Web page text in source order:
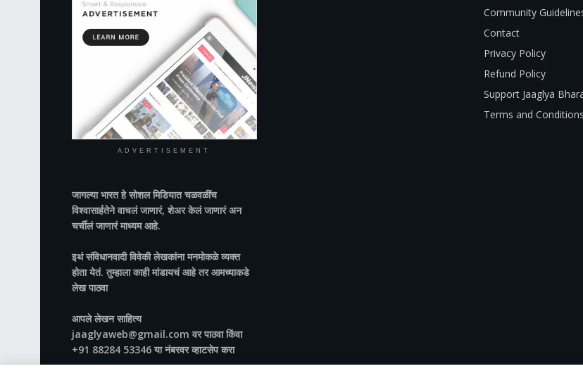
ADVERTISEMENT
जागल्या भारतहे सोशल मिडियात चळवळींच
विश्वासार्हतेने वाचलं जाणारं, शेअर केलं जाणारं अन
चर्चीलं जाणारं माध्यम आहे.
इथं संविधानवादी विवेकी लेखकांना मनमोकळे व्यक्त
होता येतं. तुम्हाला काही मांडायचं आहे तर आमच्याकडे
लेख पाठवा
आपले लेखन साहित्य
jaaglyaweb@gmail.com वर पाठवा किंवा
+91 88284 53346 या नंबरवर व्हाटसेप करा
Community
Contact
Privacy Policy
Refund Policy
Support Jaaglya
Terms and Conditions